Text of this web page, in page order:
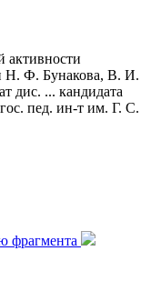
активности
Н. Ф. Бунакова, В. И.
дис. ... кандидата
пед. ин-т им. Г. С.
фрагмента